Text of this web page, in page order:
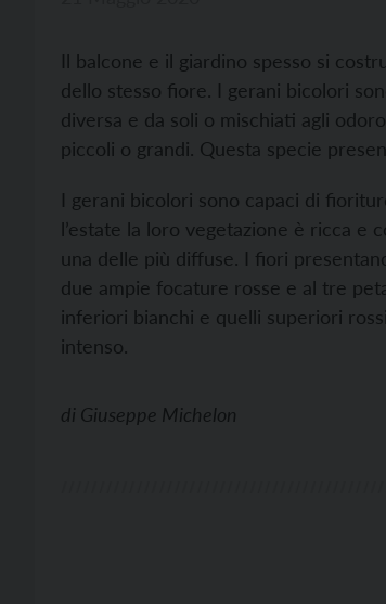
Il balcone e il giardino spesso si
dello stesso fiore. I gerani bicolori
diversa e da soli o mischiati agli
piccoli o grandi. Questa specie
I gerani bicolori sono capaci di
l’estate la loro vegetazione è ricca e
una delle più diffuse. I fiori
due ampie focature rosse e al tre
inferiori bianchi e quelli superiori
intenso.
di Giuseppe Michelon